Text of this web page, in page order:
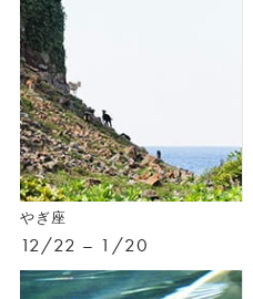
やぎ座
12/22 – 1/20